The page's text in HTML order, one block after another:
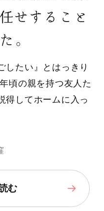
せすること
。
したい』とはっきり
頃の親を持つ友人た
得してホームに入っ
む